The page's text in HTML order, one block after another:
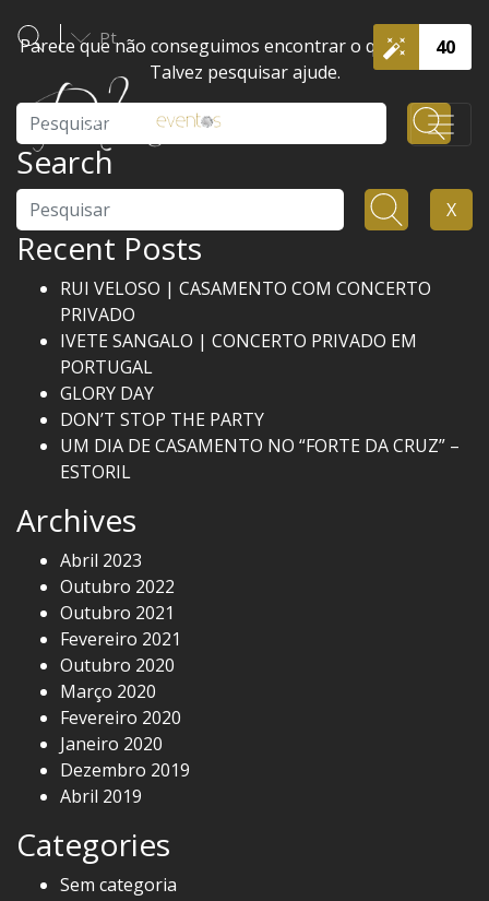
40
Pt
Parece que não conseguimos encontrar o que procura.
Talvez pesquisar ajude.
Search
Pesquisar X
Recent Posts
RUI VELOSO | CASAMENTO COM CONCERTO
PRIVADO
IVETE SANGALO | CONCERTO PRIVADO EM
PORTUGAL
GLORY DAY
DON’T STOP THE PARTY
UM DIA DE CASAMENTO NO “FORTE DA CRUZ” –
ESTORIL
Archives
Abril 2023
Outubro 2022
Outubro 2021
Fevereiro 2021
Outubro 2020
Março 2020
Fevereiro 2020
Janeiro 2020
Dezembro 2019
Abril 2019
Categories
Sem categoria